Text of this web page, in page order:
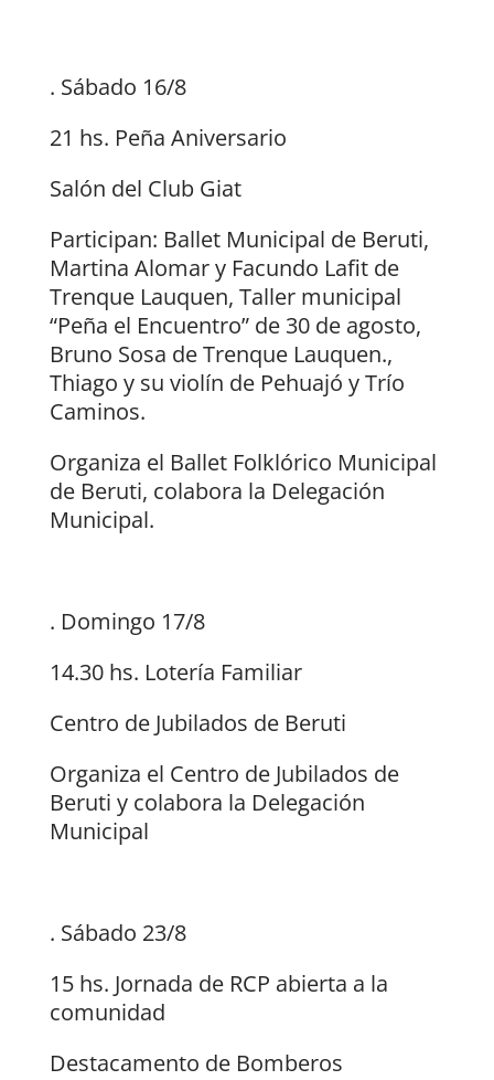
. Sábado 16/8
21 hs. Peña Aniversario
Salón del Club Giat
Participan: Ballet Municipal de Beruti,
Martina Alomar y Facundo Lafit de
Trenque Lauquen, Taller municipal
“Peña el Encuentro” de 30 de agosto,
Bruno Sosa de Trenque Lauquen.,
Thiago y su violín de Pehuajó y Trío
Caminos.
Organiza el Ballet Folklórico Municipal
de Beruti, colabora la Delegación
Municipal.
. Domingo 17/8
14.30 hs. Lotería Familiar
Centro de Jubilados de Beruti
Organiza el Centro de Jubilados de
Beruti y colabora la Delegación
Municipal
. Sábado 23/8
15 hs. Jornada de RCP abierta a la
comunidad
Destacamento de Bomberos